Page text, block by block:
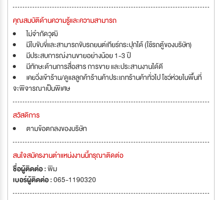
คุณสมบัติด้านความรู้และความสามารถ
ไม่จำกัดวุฒิ
มีใบขับขี่และสามารถขับรถยนต์เกียร์กระปุกได้ (ใช้รถตู้ของบริษัท)
มีประสบการณ์งานขายอย่างน้อย 1-3 ปี
มีทักษะด้านการสื่อสาร การขาย และประสานงานได้ดี
เคยวิ่งเข้าร้าน/ดูแลลูกค้าร้านค้าประเภทร้านค้าทั่วไป โชว์ห่วยในพื้นที่
จะพิจารณาเป็นพิเศษ
สวัสดิการ
ตามข้อตกลงของบริษัท
สนใจสมัครงานตำแหน่งงานนี้กรุณาติดต่อ
ชื่อผู้ติดต่อ :พิม
เบอร์ผู้ติดต่อ :065-1190320